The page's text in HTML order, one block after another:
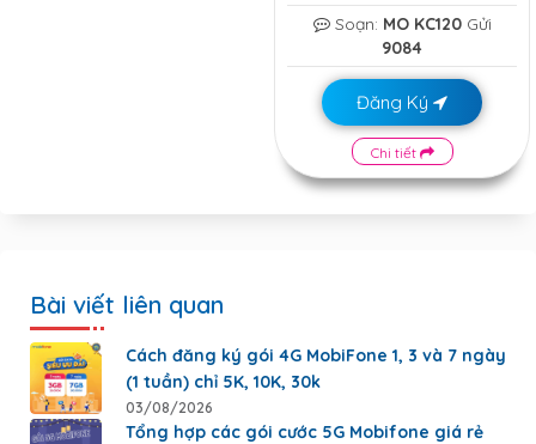
Soạn: MO KC120Gửi
9084
Đăng Ký
Chi tiết
Bài viết liên quan
Cách đăng ký gói 4G MobiFone 1, 3 và 7 ngày
(1 tuần) chỉ 5K, 10K, 30k
03/08/2026
Tổng hợp các gói cước 5G Mobifone giá rẻ